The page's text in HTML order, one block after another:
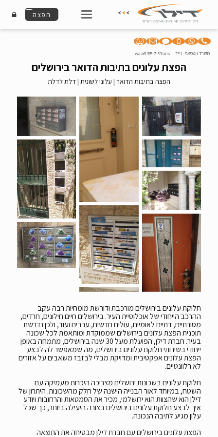
הפצה
משרד ווטסאפ נייד smsמייל-ישירwaze
הפצת עלונים בתיבות הדואר בירושלים
הפצה בתיבות הדואר | עלוני לשונית | דלת לדלת
חלוקת עלונים בירושלים מורכבת ודורשת מומחיות רבה עקב
ההרכב הייחודי של אוכלוסיית העיר. בירושלים חיים חילונים, חרדים,
מסורתיים, דתיים לאומיים, עולים חדשים, ערבים ועוד, ולכן נדרשת
תוכנית הפצת עלונים בירושלים שממוקדת ומותאמת לכל שכונה
בעיר. חברת דילן, הפועלת מעל 30 שנה בירושלים, מתמחה באופן
ייחודי בשירותי חלוקת עלונים בירושלים, מה שמאפשר לה לבצע
הפצת עלונים אפקטיבית ומדויקת מבלי לבזבז משאבים על אזורים
לא רלוונטיים.
חלוקת עלונים בשכונות ירושלים מצריכה היכרות מעמיקה עם
השטח, במיוחד לאור הבנייה הישנה של חלק מהשכונות. היתרון של
דילן הוא שהצוות הוא ירושלמי, מכיר את הסמטאות והרחובות ויודע
איך לבצע חלוקת עלונים בירושלים בצורה היעילה ביותר, כך שכל
עלון מגיע לתיבה הנכונה.
הפצת עלונים בירושלים עם חברת דילן מבטיחה את התוצאה